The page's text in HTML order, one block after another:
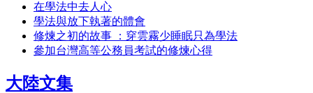
在學法中去人心
學法與放下執著的體會
修煉之初的故事 ：穿雲霧少睡眠只為學法
參加台灣高等公務員考試的修煉心得
大陸文集